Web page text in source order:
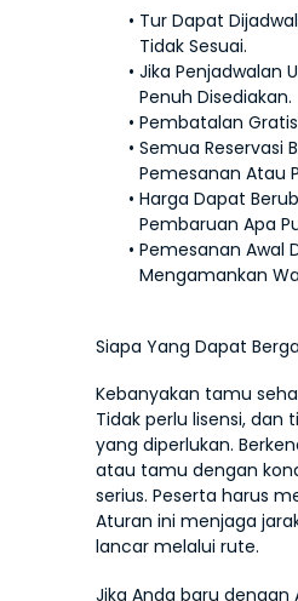
Tur Dapat
Tidak Sesuai.
Jika Penjadwalan
Penuh Disediakan.
Pembatalan
Semua Reservasi
Pemesanan Atau
Harga Dapat
Pembaruan Apa
Pemesanan Awal
Mengamankan
Siapa Yang Dapat
Kebanyakan tamu
Tidak perlu lisensi, dan
yang diperlukan.
atau tamu dengan
serius. Peserta harus
Aturan ini menjaga
lancar melalui rute.
Jika Anda baru